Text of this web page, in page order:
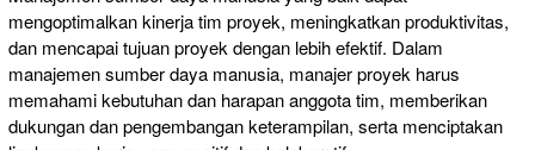
mengoptimalkan kinerja tim proyek, meningkatkan produktivitas,
dan mencapai tujuan proyek dengan lebih efektif. Dalam
manajemen sumber daya manusia, manajer proyek harus
memahami kebutuhan dan harapan anggota tim, memberikan
dukungan dan pengembangan keterampilan, serta menciptakan